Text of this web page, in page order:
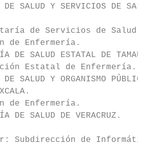
DE SALUD Y SERVICIOS DE SALUD
de Servicios de Salud.
de Enfermería.
DE SALUD ESTATAL DE
Estatal de Enfermería.
DE SALUD Y ORGANISMO PÚBLICO
de Enfermería.
DE SALUD DE VERACRUZ.
Subdirección de